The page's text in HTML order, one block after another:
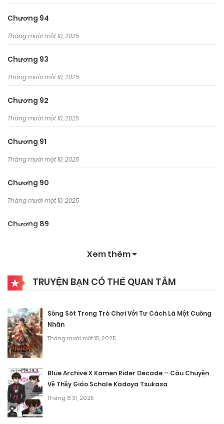
Chương 94
Tháng mười một 10, 2025
Chương 93
Tháng mười một 10, 2025
Chương 92
Tháng mười một 10, 2025
Chương 91
Tháng mười một 10, 2025
Chương 90
Tháng mười một 10, 2025
Chương 89
Tháng mười một 10, 2025
Chương 87
Tháng mười một 10, 2025
Chương 86
Chương 85
Tháng mười một 10, 2025
Xem thêm
TRUYỆN BẠN CÓ THỂ QUAN TÂM
Sống Sót Trong Trò Chơi Với Tư Cách Là Một Cuồng
Nhân
Tháng mười một 15, 2025
Blue Archive X Kamen Rider Decade – Câu Chuyện
Về Thầy Giáo Schale Kadoya Tsukasa
Tháng 8 31, 2025